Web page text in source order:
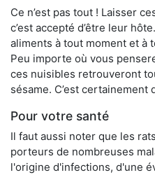
Ce n’est pas tout ! Laisser
c’est accepté d’être leur
aliments à tout moment et à
Peu importe où vous
ces nuisibles retrouveront
sésame. C’est certainement
Pour votre santé
Il faut aussi noter que les
porteurs de nombreuses
l'origine d'infections, d'une